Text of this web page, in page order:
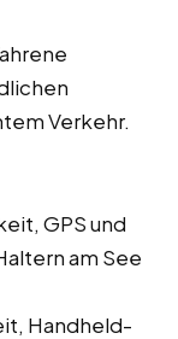
Verkehr.
GPS und
am See
Handheld-